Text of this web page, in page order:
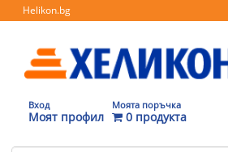
Helikon.bg
Вход
Моят профил
Моята поръчка
0 продукта